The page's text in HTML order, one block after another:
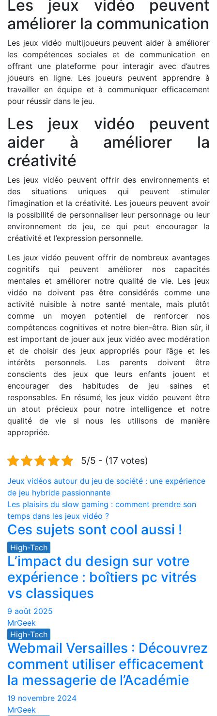
Les jeux vidéo peuvent
améliorer la communication
Les jeux vidéo multijoueurs peuvent aider à améliorer
les compétences sociales et de communication en
offrant une plateforme pour interagir avec d’autres
joueurs en ligne. Les joueurs peuvent apprendre à
travailler en équipe et à communiquer efficacement
pour réussir dans le jeu.
Les jeux vidéo peuvent
aider à améliorer la
créativité
Les jeux vidéo peuvent offrir des environnements et
des situations uniques qui peuvent stimuler
l’imagination et la créativité. Les joueurs peuvent avoir
la possibilité de personnaliser leur personnage ou leur
environnement de jeu, ce qui peut encourager la
créativité et l’expression personnelle.
Les jeux vidéo peuvent offrir de nombreux avantages
cognitifs qui peuvent améliorer nos capacités
mentales et améliorer notre qualité de vie. Les jeux
vidéo ne doivent pas être considérés comme une
activité nuisible à notre santé mentale, mais plutôt
comme un moyen potentiel de renforcer nos
compétences cognitives et notre bien-être. Bien sûr, il
est important de jouer aux jeux vidéo avec modération
et de choisir des jeux appropriés pour l’âge et les
intérêts personnels. Les parents doivent être
conscients des jeux que leurs enfants jouent et
encourager des habitudes de jeu saines et
responsables. En résumé, les jeux vidéo peuvent être
un atout précieux pour notre intelligence et notre
qualité de vie si nous les utilisons de manière
appropriée.
5/5 - (17 votes)
Navigation
de
l’article
Jeux vidéos autour du jeu de société : une expérience
de jeu hybride passionnante
Les plaisirs du slow gaming : comment prendre son
temps dans les jeux vidéo ?
Ces sujets sont cool aussi !
High-Tech
L’impact du design sur votre
expérience : boîtiers pc vitrés
vs classiques
9 août 2025
MrGeek
High-Tech
Webmail Versailles : Découvrez
comment utiliser efficacement
la messagerie de l’Académie
19 novembre 2024
MrGeek